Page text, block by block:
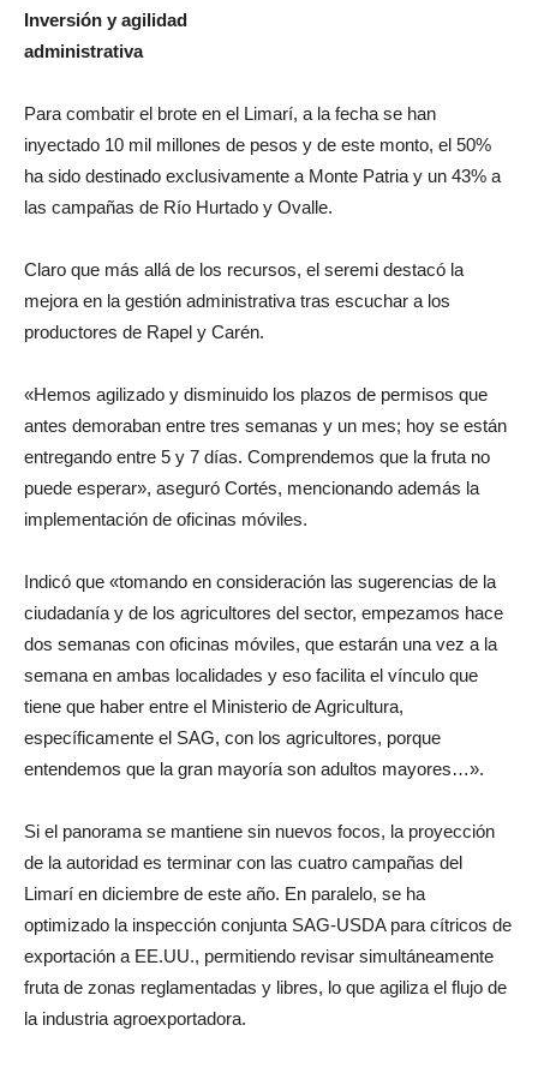
Inversión y agilidad
administrativa
Para combatir el brote en el Limarí, a la fecha se han
inyectado 10 mil millones de pesos y de este monto, el 50%
ha sido destinado exclusivamente a Monte Patria y un 43% a
las campañas de Río Hurtado y Ovalle.
Claro que más allá de los recursos, el seremi destacó la
mejora en la gestión administrativa tras escuchar a los
productores de Rapel y Carén.
«Hemos agilizado y disminuido los plazos de permisos que
antes demoraban entre tres semanas y un mes; hoy se están
entregando entre 5 y 7 días. Comprendemos que la fruta no
puede esperar», aseguró Cortés, mencionando además la
implementación de oficinas móviles.
Indicó que «tomando en consideración las sugerencias de la
ciudadanía y de los agricultores del sector, empezamos hace
dos semanas con oficinas móviles, que estarán una vez a la
semana en ambas localidades y eso facilita el vínculo que
tiene que haber entre el Ministerio de Agricultura,
específicamente el SAG, con los agricultores, porque
entendemos que la gran mayoría son adultos mayores…».
Si el panorama se mantiene sin nuevos focos, la proyección
de la autoridad es terminar con las cuatro campañas del
Limarí en diciembre de este año. En paralelo, se ha
optimizado la inspección conjunta SAG-USDA para cítricos de
exportación a EE.UU., permitiendo revisar simultáneamente
fruta de zonas reglamentadas y libres, lo que agiliza el flujo de
la industria agroexportadora.